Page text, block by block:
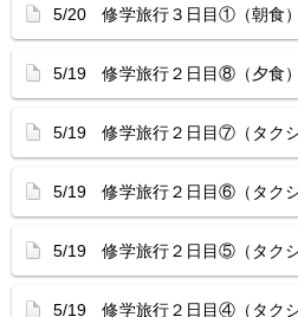
5/20 修学旅行３日目①（朝食）
5/19 修学旅行２日目⑧（夕食）
5/19 修学旅行２日目⑦（タクシ
5/19 修学旅行２日目⑥（タクシ
5/19 修学旅行２日目⑤（タクシ
5/19 修学旅行２日目④（タクシ